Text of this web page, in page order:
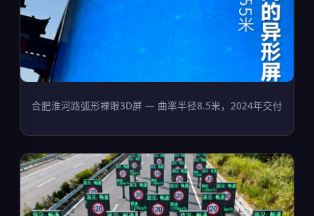
合肥淮河路弧形裸眼3D屏 — 曲率半径8.5米，2024年交付